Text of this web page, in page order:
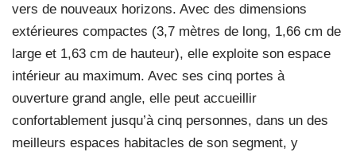
vers de nouveaux horizons. Avec des dimensions
extérieures compactes (3,7 mètres de long, 1,66 cm de
large et 1,63 cm de hauteur), elle exploite son espace
intérieur au maximum. Avec ses cinq portes à
ouverture grand angle, elle peut accueillir
confortablement jusqu’à cinq personnes, dans un des
meilleurs espaces habitacles de son segment, y